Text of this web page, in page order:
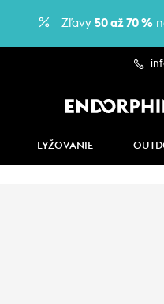
Zľavy 50 až 70 %
LYŽOVANIE